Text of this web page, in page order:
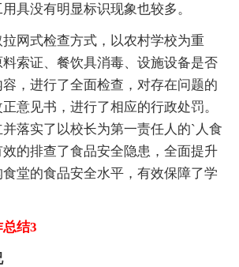
具没有明显标识现象也较多。
式检查方式，以农村学校为重
索证、餐饮具消毒、设施设备是否
，进行了全面检查，对存在问题的
意见书，进行了相应的行政处罚。
落实了以校长为第一责任人的`人食
的排查了食品安全隐患，全面提升
堂的食品安全水平，有效保障了学
结3